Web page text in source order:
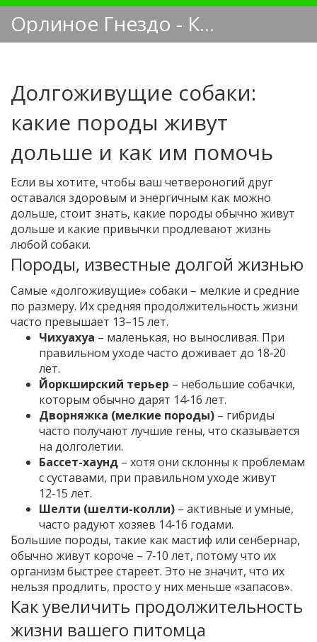
Орлиное Гнездо - Кинологический блог
Долгоживущие собаки:
какие породы живут
дольше и как им помочь
Если вы хотите, чтобы ваш четвероногий друг
оставался здоровым и энергичным как можно
дольше, стоит знать, какие породы обычно живут
дольше и какие привычки продлевают жизнь
любой собаки.
Породы, известные долгой жизнью
Самые «долгоживущие» собаки – мелкие и средние
по размеру. Их средняя продолжительность жизни
часто превышает 13–15 лет.
Чихуахуа – маленькая, но выносливая. При
правильном уходе часто доживает до 18‑20
лет.
Йоркширский терьер – небольшие собачки,
которым обычно дарят 14‑16 лет.
Дворняжка (мелкие породы) – гибриды
часто получают лучшие гены, что сказывается
на долголетии.
Бассет-хаунд – хотя они склонны к проблемам
с суставами, при правильном уходе живут
12‑15 лет.
Шелти (шелти-колли) – активные и умные,
часто радуют хозяев 14‑16 годами.
Большие породы, такие как мастиф или сенбернар,
обычно живут короче – 7‑10 лет, потому что их
организм быстрее стареет. Это не значит, что их
нельзя продлить, просто у них меньше «запасов».
Как увеличить продолжительность
жизни вашего питомца